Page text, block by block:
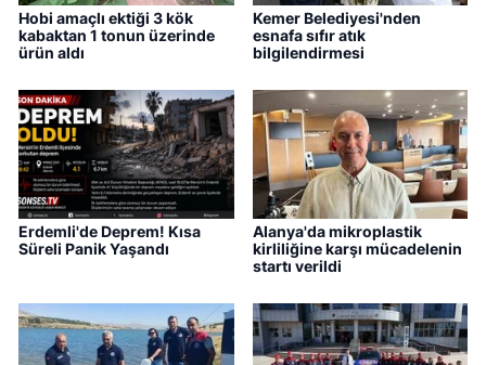
Hobi amaçlı ektiği 3 kök
kabaktan 1 tonun üzerinde
ürün aldı
Kemer Belediyesi'nden
esnafa sıfır atık
bilgilendirmesi
Erdemli'de Deprem! Kısa
Süreli Panik Yaşandı
Alanya'da mikroplastik
kirliliğine karşı mücadelenin
startı verildi